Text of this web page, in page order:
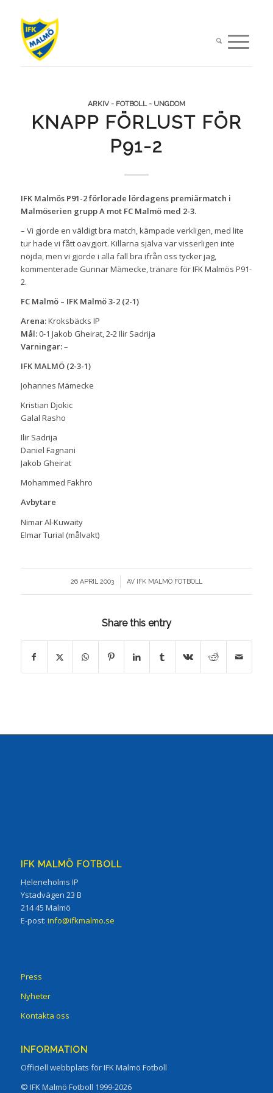
ARKIV - FOTBOLL - UNGDOM
KNAPP FÖRLUST FÖR
P91-2
IFK Malmös P91-2 förlorade lördagens premiärmatch i
Malmöserien grupp A mot FC Malmö med 2-3.
– Vi gjorde en väldigt bra match, kämpade verkligen, med lite
tur hade vi fått oavgjort. Killarna själva var visserligen inte
nöjda, men vi gjorde i alla fall bra ifrån oss tycker jag,
kommenterade Gunnar Mämecke, tränare för IFK Malmös P91-
2.
FC Malmö – IFK Malmö 3-2 (2-1)
Arena:Kroksbäcks IP
Mål:0-1 Jakob Gheirat, 2-2 Ilir Sadrija
Varningar:–
IFK MALMÖ (2-3-1)
Johannes Mämecke
Kristian Djokic
Galal Rasho
Ilir Sadrija
Daniel Fagnani
Jakob Gheirat
Mohammed Fakhro
Avbytare
Nimar Al-Kuwaity
Elmar Turial (målvakt)
26 APRIL 2003
/ AV IFK MALMÖ FOTBOLL
Share this entry
IFK MALMÖ FOTBOLL
Heleneholms IP
Ystadvägen 23 B
214 45 Malmö
E-post: info@ifkmalmo.se
Press
Nyheter
Kontakta oss
INFORMATION
Officiell webbplats för IFK Malmö Fotboll
© IFK Malmö Fotboll 1999-2026